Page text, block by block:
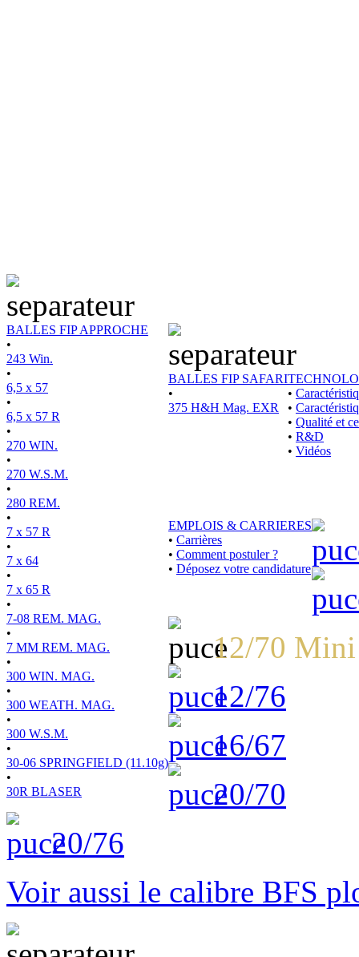
BALLES FIP APPROCHE
•
243 Win.
•
6,5 x 57
•
6,5 x 57 R
•
270 WIN.
•
270 W.S.M.
•
280 REM.
•
7 x 57 R
•
7 x 64
•
7 x 65 R
•
7-08 REM. MAG.
•
7 MM REM. MAG.
•
300 WIN. MAG.
•
300 WEATH. MAG.
•
300 W.S.M.
•
30-06 SPRINGFIELD (11.10g)
•
30R BLASER
BALLES FIP SAFARI
•
375 H&H Mag. EXR
•
•
• Qualité et
• R&D
• Vidéos
EMPLOIS & CARRIERES
• Carrières
• Comment postuler ?
• Déposez votre candidature
12/70
12/76
16/67
20/70
20/76
Voir aussi le calibre BFS